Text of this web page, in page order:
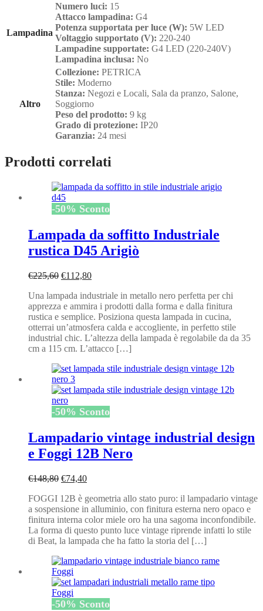
Lampadina
Numero luci: 15
Attacco lampadina: G4
Potenza supportata per luce (W): 5W LED
Voltaggio supportato (V): 220-240
Lampadine supportate: G4 LED (220-240V)
Lampadina inclusa: No
Altro
Collezione: PETRICA
Stile: Moderno
Stanza: Negozi e Locali, Sala da pranzo, Salone,
Soggiorno
Peso del prodotto: 9 kg
Grado di protezione: IP20
Garanzia: 24 mesi
Prodotti correlati
-50% Sconto
Lampada da soffitto Industriale
rustica D45 Arigiò
€225,60 Il
originale
era:
€225,60.
€112,80Il
attuale
è:
€112,80.
Una lampada industriale in metallo nero perfetta per chi
apprezza e ammira i prodotti dalla forma e dalla finitura
rustica e semplice. Posiziona questa lampada in cucina,
otterrai un’atmosfera calda e accogliente, in perfetto stile
industrial chic. L’altezza della lampada è regolabile da da 35
cm a 115 cm. L’attacco […]
-50% Sconto
Lampadario vintage industrial design
e Foggi 12B Nero
€148,80 Il
originale
era:
€148,80.
€74,40Il
attuale
è:
€74,40.
FOGGI 12B è geometria allo stato puro: il lampadario vintage
a sospensione in alluminio, con finitura esterna nero opaco e
finitura interna color miele oro ha una sagoma inconfondibile.
La forma di questo punto luce vintage riprende infatti lo stile
di Beat, la lampada che ha fatto la storia del […]
-50% Sconto